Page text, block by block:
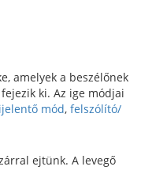
amelyek a beszélőnek
ki. Az ige módjai
mód, felszólító/
ejtünk. A levegő